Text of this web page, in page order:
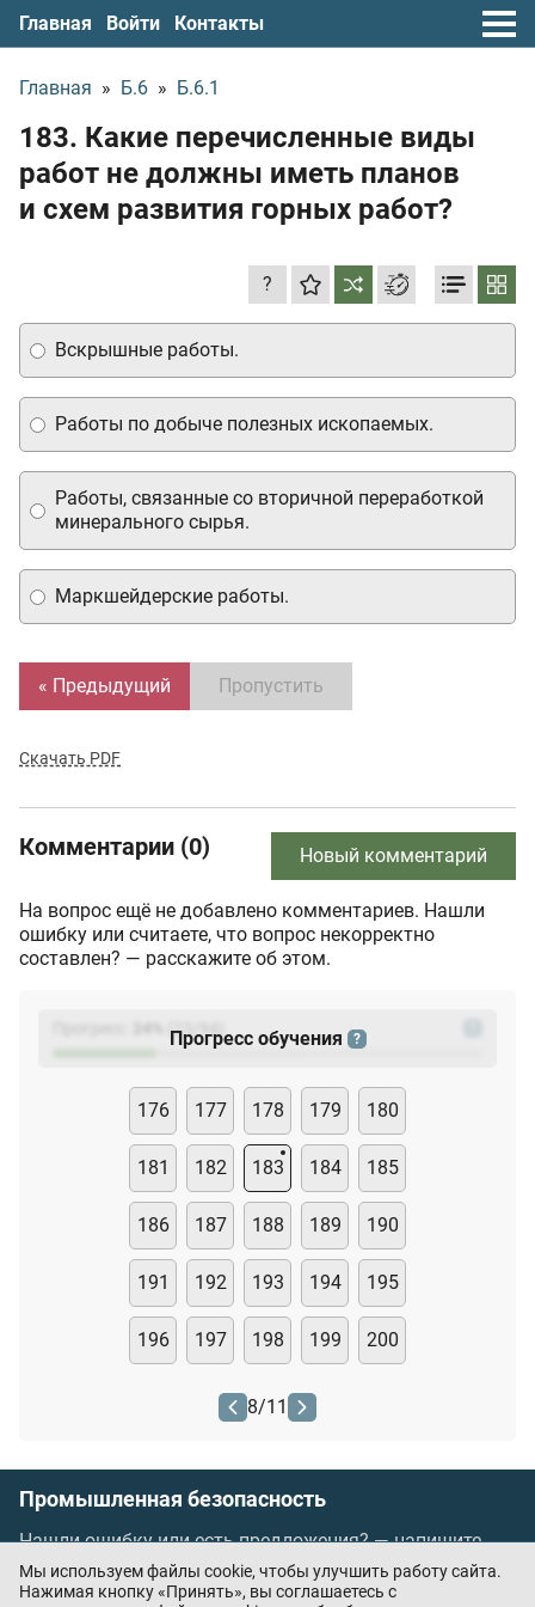
Главная Войти Контакты
Главная » Б.6 » Б.6.1
183. Какие перечисленные виды
работ не должны иметь планов
и схем развития горных работ?
?
Вскрышные работы.
Работы, связанные со вторичной переработкой
минерального сырья.
Маркшейдерские работы.
Работы по добыче полезных ископаемых.
« Предыдущий Пропустить
Скачать PDF
Комментарии (0) Новый комментарий
На вопрос ещё не добавлено комментариев. Нашли
ошибку или считаете, что вопрос некорректно
составлен? — расскажите об этом.
(23
Прогресс обучения ?
176 177 178 179 180
181 182 183 184 185
186 187 188 189 190
191 192 193 194 195
196 197 198 199 200
8/11
Промышленная безопасность
Нашли ошибку или есть предложения? —напишите
нам
Порядок проведения оплаты по банковским
Мы используем файлы cookie, чтобы улучшить работу сайта.
Нажимая кнопку «Принять», вы соглашаетесь с